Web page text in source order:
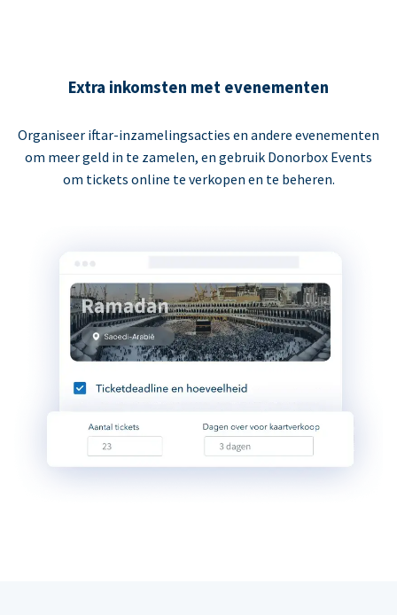
Extra inkomsten met evenementen
Organiseer iftar-inzamelingsacties en andere evenementen
om meer geld in te zamelen, en gebruik Donorbox Events
om tickets online te verkopen en te beheren.